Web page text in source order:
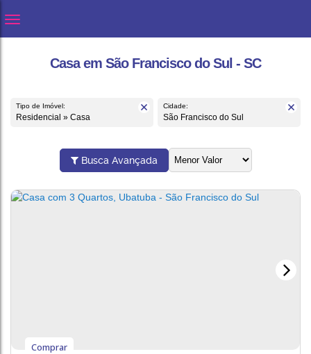
Casa em São Francisco do Sul - SC
Tipo de Imóvel:
Residencial » Casa
Cidade:
São Francisco do Sul
Busca Avançada
Comprar